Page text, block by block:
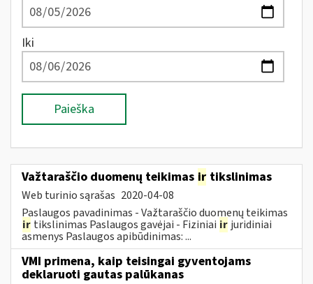
Iki
Paieška
Važtaraščio duomenų teikimas ir tikslinimas
Web turinio sąrašas 2020-04-08
Paslaugos pavadinimas - Važtaraščio duomenų teikimas
ir tikslinimas Paslaugos gavėjai - Fiziniai ir juridiniai
asmenys Paslaugos apibūdinimas: ...
VMI primena, kaip teisingai gyventojams
deklaruoti gautas palūkanas